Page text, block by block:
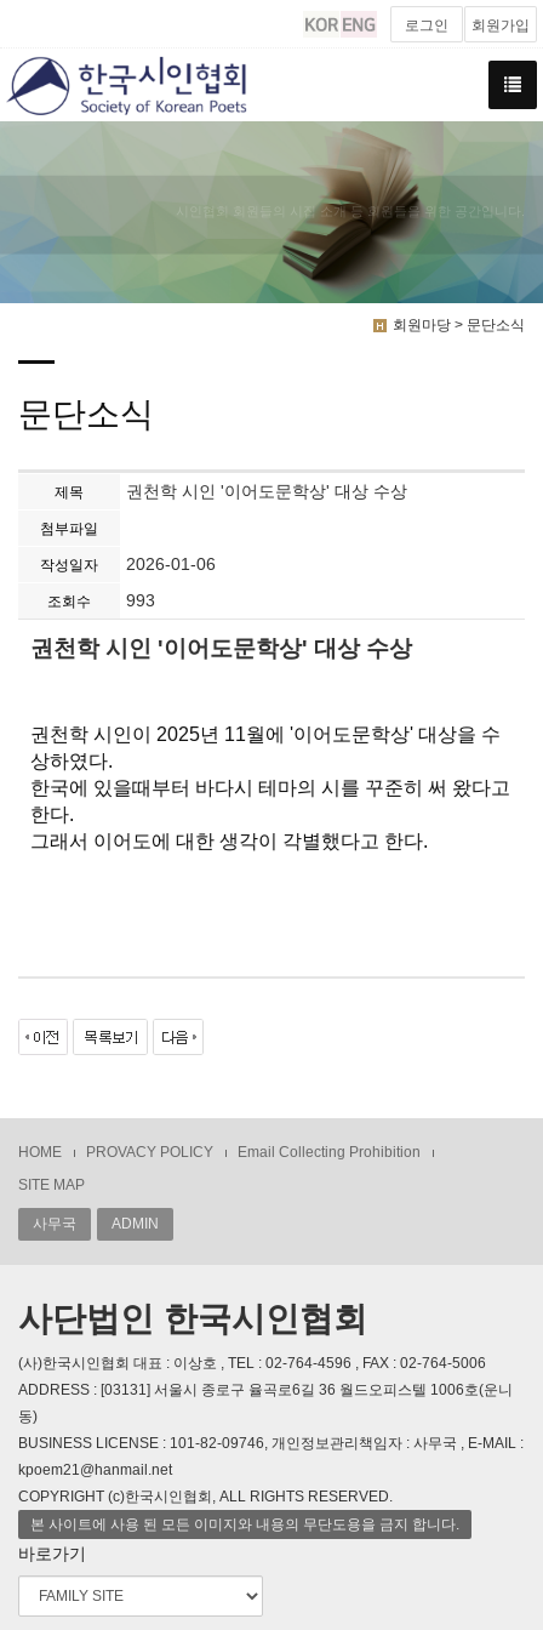
로그인 회원가입
시인협회 회원들의 시집 소개 등 회원들을 위한 공간입니다.
회원마당 > 문단소식
문단소식
제목 권천학 시인 '이어도문학상' 대상 수상
첨부파일
작성일자 2026-01-06
조회수 993
권천학 시인 '이어도문학상' 대상 수상
권천학 시인이 2025년 11월에 '이어도문학상' 대상을 수
상하였다.
한국에 있을때부터 바다시 테마의 시를 꾸준히 써 왔다고
한다.
그래서 이어도에 대한 생각이 각별했다고 한다.
HOME PROVACY POLICY
Email Collecting Prohibition
SITE MAP
사무국 ADMIN
사단법인 한국시인협회
(사)한국시인협회 대표 : 이상호 , TEL : 02-764-4596 , FAX : 02-764-5006
ADDRESS : [03131] 서울시 종로구 율곡로6길 36 월드오피스텔 1006호(운니
동)
BUSINESS LICENSE : 101-82-09746, 개인정보관리책임자 : 사무국 , E-MAIL :
kpoem21@hanmail.net
COPYRIGHT (c)한국시인협회, ALL RIGHTS RESERVED.
본 사이트에 사용 된 모든 이미지와 내용의 무단도용을 금지 합니다.
바로가기